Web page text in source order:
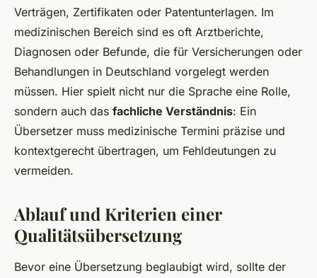
Verträgen, Zertifikaten oder Patentunterlagen. Im
medizinischen Bereich sind es oft Arztberichte,
Diagnosen oder Befunde, die für Versicherungen oder
Behandlungen in Deutschland vorgelegt werden
müssen. Hier spielt nicht nur die Sprache eine Rolle,
sondern auch das fachliche Verständnis: Ein
Übersetzer muss medizinische Termini präzise und
kontextgerecht übertragen, um Fehldeutungen zu
vermeiden.
Ablauf und Kriterien einer
Qualitätsübersetzung
Bevor eine Übersetzung beglaubigt wird, sollte der